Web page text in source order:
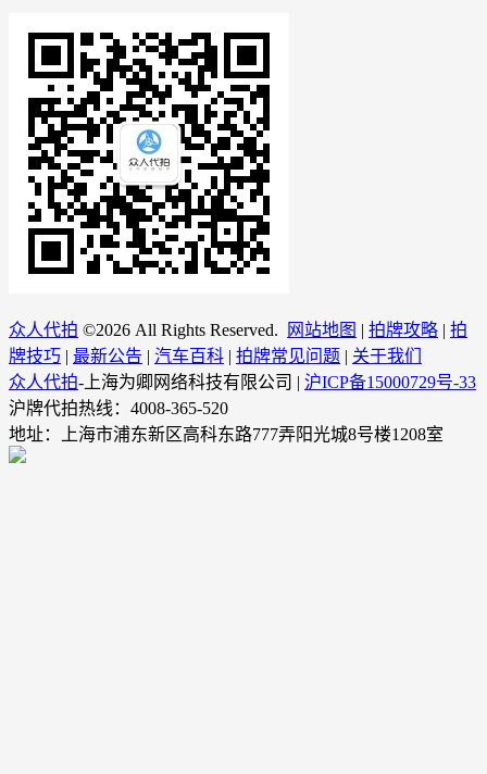
众人代拍 ©2026 All Rights Reserved. 网站地图 | 拍牌攻略 | 拍
牌技巧 | 最新公告 | 汽车百科 | 拍牌常见问题 | 关于我们
众人代拍-上海为卿网络科技有限公司 | 沪ICP备15000729号-33
沪牌代拍热线：4008-365-520
地址：上海市浦东新区高科东路777弄阳光城8号楼1208室